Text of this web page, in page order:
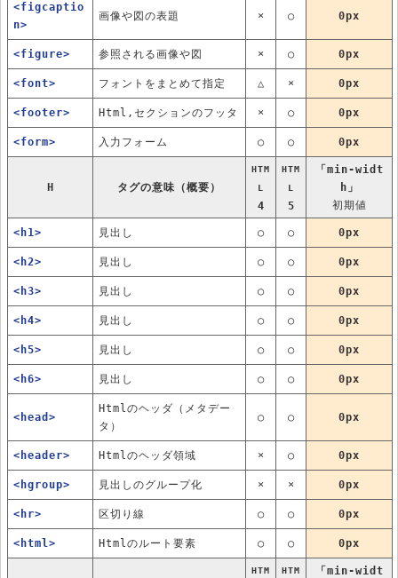
<figcaptio
n>
画像や図の表題 × ○ 0px
<figure> 参照される画像や図 × ○ 0px
<font> フォントをまとめて指定 △ × 0px
<footer> Html,セクションのフッタ × ○ 0px
<form> 入力フォーム ○ ○ 0px
H タグの意味（概要）
HTM
L
4
HTM
L
5
「min-widt
h」
初期値
<h1> 見出し ○ ○ 0px
<h2> 見出し ○ ○ 0px
<h3> 見出し ○ ○ 0px
<h4> 見出し ○ ○ 0px
<h5> 見出し ○ ○ 0px
<h6> 見出し ○ ○ 0px
<head>
Htmlのヘッダ（メタデー
タ）
○ ○ 0px
<header> Htmlのヘッダ領域 × ○ 0px
<hgroup> 見出しのグループ化 × × 0px
<hr> 区切り線 ○ ○ 0px
<html> Htmlのルート要素 ○ ○ 0px
HTM
HTM
「min-widt